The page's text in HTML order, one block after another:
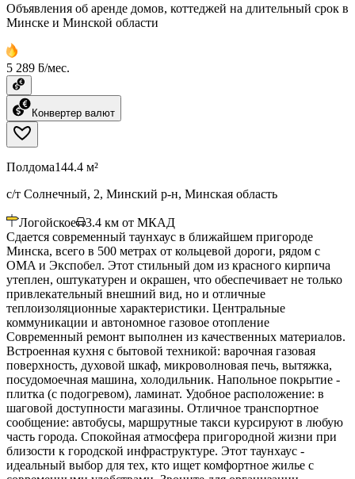
Объявления об аренде домов, коттеджей на длительный срок в
Минске и Минской области
5 289 ƃ/мес.
Конвертер валют
Полдома144.4 м²
с/т Солнечный, 2, Минский р-н, Минская область
Логойское 3.4 км от МКАД
Сдается современный таунхаус в ближайшем пригороде
Минска, всего в 500 метрах от кольцевой дороги, рядом с
ОМA и Экспобел. Этот стильный дом из красного кирпича
утеплен, оштукатурен и окрашен, что обеспечивает не только
привлекательный внешний вид, но и отличные
теплоизоляционные характеристики. Центральные
коммуникации и автономное газовое отопление
Современный ремонт выполнен из качественных материалов.
Встроенная кухня с бытовой техникой: варочная газовая
поверхность, духовой шкаф, микроволновая печь, вытяжка,
посудомоечная машина, холодильник. Напольное покрытие -
плитка (с подогревом), ламинат. Удобное расположение: в
шаговой доступности магазины. Отличное транспортное
сообщение: автобусы, маршрутные такси курсируют в любую
часть города. Спокойная атмосфера пригородной жизни при
близости к городской инфраструктуре. Этот таунхаус -
идеальный выбор для тех, кто ищет комфортное жилье с